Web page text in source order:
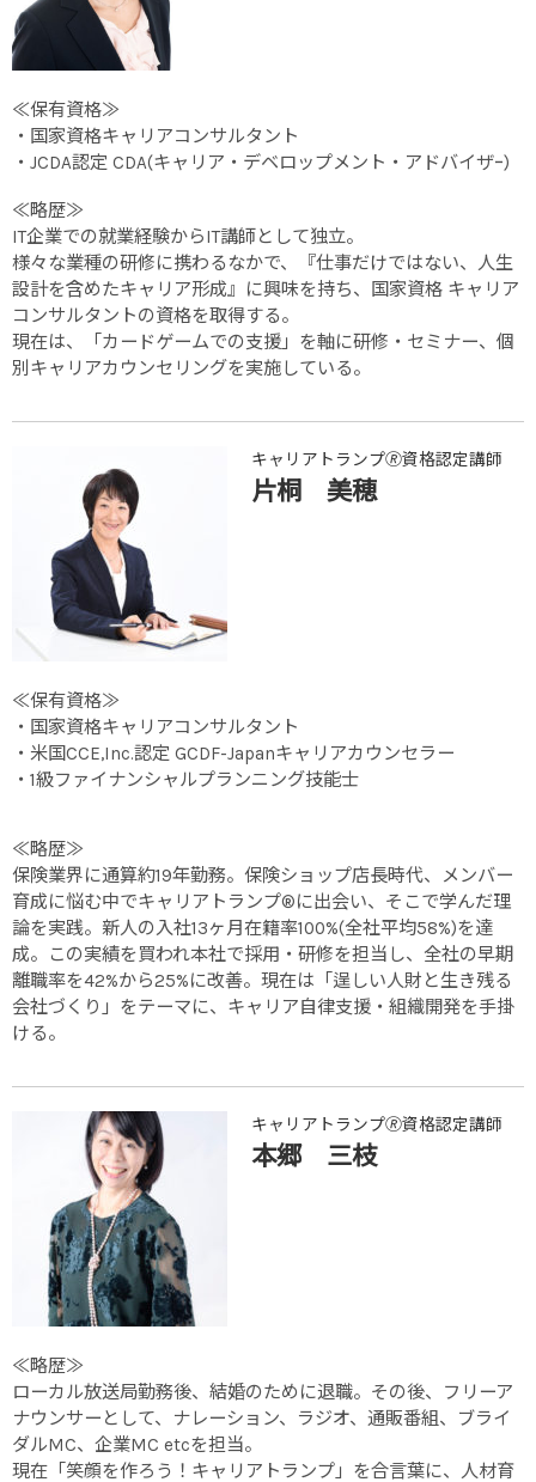
≪保有資格≫
・国家資格キャリアコンサルタント
・JCDA認定 CDA(キャリア・デベロップメント・アドバイザｰ)
≪略歴≫
IT企業での就業経験からIT講師として独立。
様々な業種の研修に携わるなかで、『仕事だけではない、人生
設計を含めたキャリア形成』に興味を持ち、国家資格 キャリア
コンサルタントの資格を取得する。
現在は、「カードゲームでの支援」を軸に研修・セミナー、個
別キャリアカウンセリングを実施している。
キャリアトランプ🄬資格認定講師
片桐 美穂
≪保有資格≫
・国家資格キャリアコンサルタント
・米国CCE,Inc.認定 GCDF-Japanキャリアカウンセラー
・1級ファイナンシャルプランニング技能士
≪略歴≫
保険業界に通算約19年勤務。保険ショップ店長時代、メンバー
育成に悩む中でキャリアトランプ®に出会い、そこで学んだ理
論を実践。新人の入社13ヶ月在籍率100%(全社平均58%)を達
成。この実績を買われ本社で採用・研修を担当し、全社の早期
離職率を42%から25%に改善。現在は「逞しい人財と生き残る
会社づくり」をテーマに、キャリア自律支援・組織開発を手掛
ける。
キャリアトランプ🄬資格認定講師
本郷 三枝
≪略歴≫
ローカル放送局勤務後、結婚のために退職。その後、フリーア
ナウンサーとして、ナレーション、ラジオ、通販番組、ブライ
ダルMC、企業MC etcを担当。
現在「笑顔を作ろう！キャリアトランプ」を合言葉に、人材育